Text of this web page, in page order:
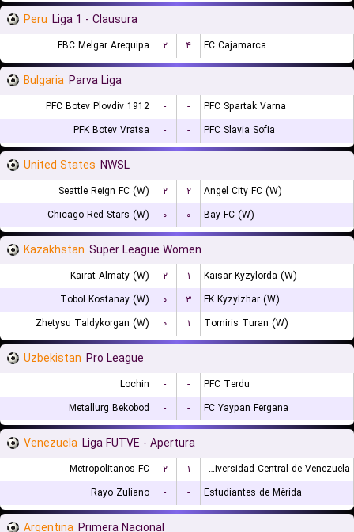
Peru Liga 1 - Clausura
FBC Melgar Arequipa ۲ ۴ FC Cajamarca
Bulgaria Parva Liga
PFC Botev Plovdiv 1912 - -
PFC Spartak Varna
PFK Botev Vratsa
- - PFC Slavia Sofia
United States NWSL
Seattle Reign FC (W) ۲ ۲
Angel City FC (W)
Chicago Red Stars (W)
۰ ۰ Bay FC (W)
Kazakhstan Super League Women
Kairat Almaty (W) ۲ ۱
Kaisar Kyzylorda (W)
Tobol Kostanay (W)
۰ ۳
FK Kyzylzhar (W)
Zhetysu Taldykorgan (W)
۰ ۱ Tomiris Turan (W)
Uzbekistan Pro League
Lochin - -
PFC Terdu
Metallurg Bekobod
- - FC Yaypan Fergana
Venezuela Liga FUTVE - Apertura
Metropolitanos FC ۲ ۱
Universidad Central de Venezuela
Rayo Zuliano
- - Estudiantes de Mérida
Argentina Primera Nacional